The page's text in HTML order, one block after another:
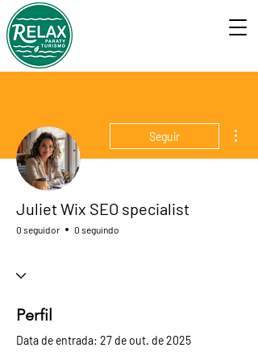
Seguir
Juliet Wix SEO specialist
0 seguidor 0 seguindo
Perfil
Data de entrada: 27 de out. de 2025